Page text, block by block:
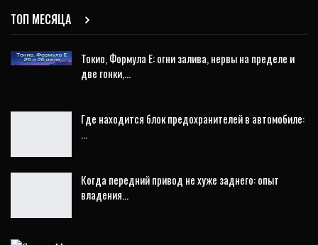
ТОП МЕСЯЦА
Токио, Формула E: огни залива, нервы на пределе и
две гонки,…
Где находится блок предохранителей в автомобиле:
…
Когда передний привод не хуже заднего: опыт
владения…